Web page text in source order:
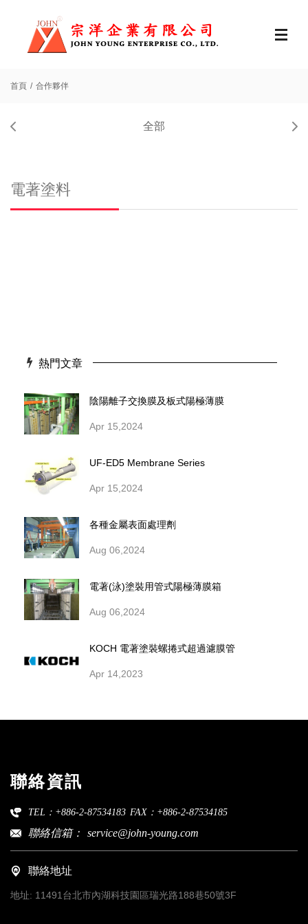
首頁 合作夥伴
全部
電著塗料
熱門文章
陰陽離子交換膜及板式陽極薄膜
Apr 15,2024
UF-ED5 Membrane Series
Apr 15,2024
各種金屬表面處理劑
Aug 06,2024
電著(泳)塗裝用管式陽極薄膜箱
Aug 06,2024
KOCH 電著塗裝螺捲式超過濾膜管
Apr 14,2023
聯絡資訊
TEL：+886-2-87534183 FAX：+886-2-87534185
聯絡信箱： service@john-young.com
聯絡地址
地址: 11491台北市內湖科技園區瑞光路188巷50號3F